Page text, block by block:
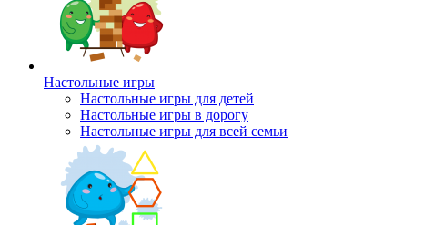
Настольные игры
Настольные игры для детей
Настольные игры в дорогу
Настольные игры для всей семьи